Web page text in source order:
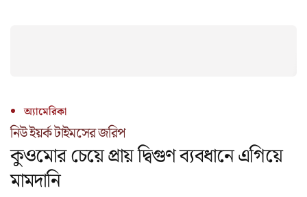
অ্যামেরিকা
নিউ ইয়র্ক টাইমসের জরিপ
কুওমোর চেয়ে প্রায় ‍দ্বিগুণ ব্যবধানে এগিয়ে
মামদানি